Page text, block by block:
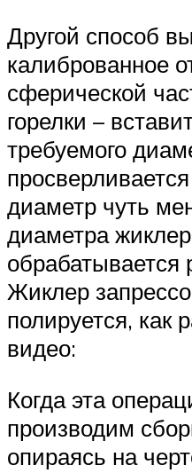
Другой способ
калиброванное
сферической
горелки –
требуемого
диаметр чуть
диаметра
обрабатывается
Жиклер
полируется, как
видео:
Когда эта
производим
опираясь на